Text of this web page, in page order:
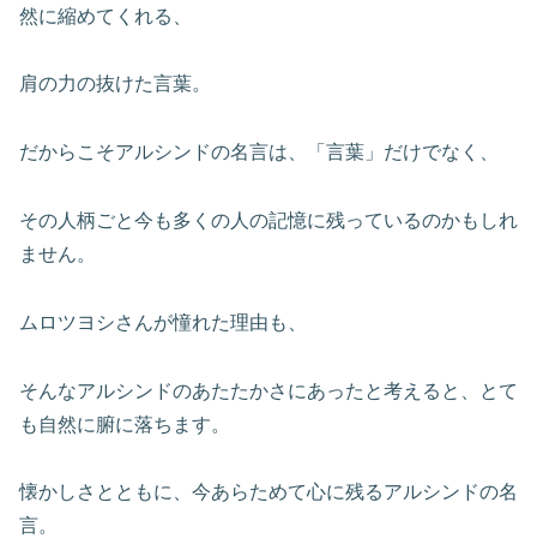
然に縮めてくれる、
肩の力の抜けた言葉。
だからこそアルシンドの名言は、「言葉」だけでなく、
その人柄ごと今も多くの人の記憶に残っているのかもしれ
ません。
ムロツヨシさんが憧れた理由も、
そんなアルシンドのあたたかさにあったと考えると、とて
も自然に腑に落ちます。
懐かしさとともに、今あらためて心に残るアルシンドの名
言。